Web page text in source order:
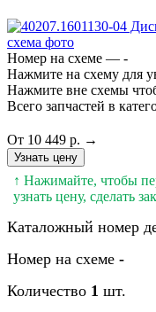
Номер на схеме — -
Нажмите на схему для
Нажмите вне схемы
Всего запчастей в
От 10 449 р. →
Узнать цену
↑ Нажимайте, чтобы
узнать цену, сделать
Каталожный номер
Номер на схеме -
Количество 1 шт.